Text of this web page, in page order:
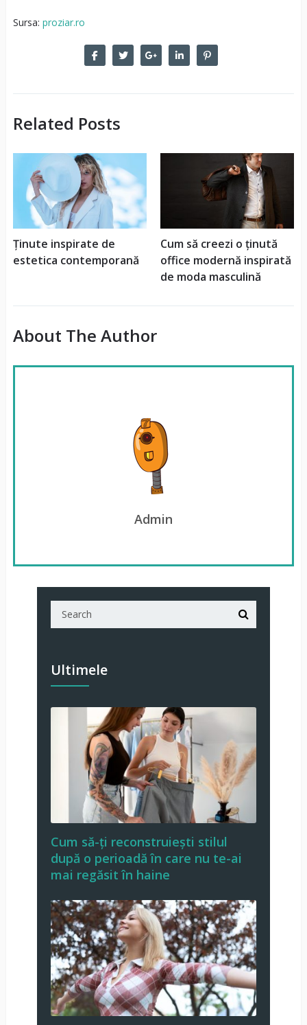
Sursa: proziar.ro
Related Posts
Ținute inspirate de
estetica contemporană
Cum să creezi o ținută
office modernă inspirată
de moda masculină
About The Author
Admin
Ultimele
Cum să-ți reconstruiești stilul
după o perioadă în care nu te-ai
mai regăsit în haine